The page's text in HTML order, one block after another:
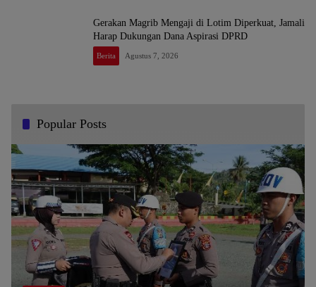
Gerakan Magrib Mengaji di Lotim Diperkuat, Jamali
Harap Dukungan Dana Aspirasi DPRD
Berita Agustus 7, 2026
Popular Posts